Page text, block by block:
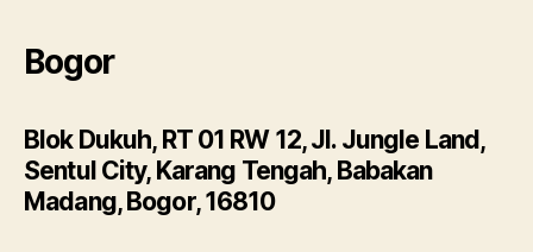
Bogor
Blok Dukuh, RT 01 RW 12, Jl. Jungle Land,
Sentul City, Karang Tengah, Babakan
Madang, Bogor, 16810